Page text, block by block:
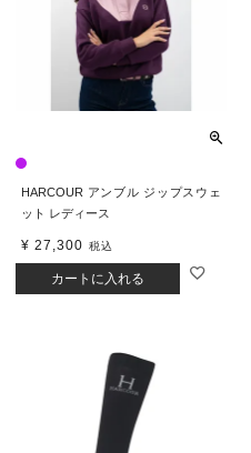
HARCOUR アンブル ジップスウェ
ット レディース
¥ 27,300 税込
カートに入れる